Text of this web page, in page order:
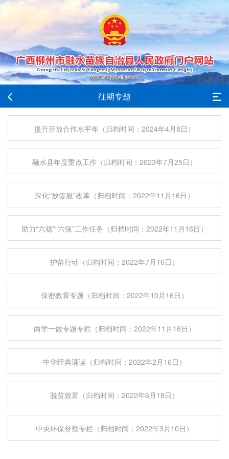
往期专题
提升开放合作水平年（归档时间：2024年4月8日）
融水县年度重点工作（归档时间：2023年7月25日）
深化“放管服”改革（归档时间：2022年11月16日）
助力“六稳”“六保”工作任务（归档时间：2022年11月16日）
护苗行动（归档时间：2022年7月16日）
保密教育专题（归档时间：2022年10月16日）
两学一做专题专栏（归档时间：2022年11月16日）
中华经典诵读（归档时间：2022年2月16日）
脱贫致富（归档时间：2022年6月18日）
中央环保督察专栏（归档时间：2022年3月10日）